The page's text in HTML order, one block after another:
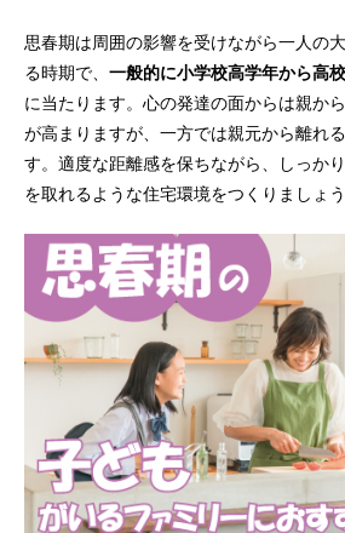
思春期は周囲の影響を受けながら一人の
る時期で、一般的に小学校高学年から高
に当たります。心の発達の面からは親か
が高まりますが、一方では親元から離れ
す。適度な距離感を保ちながら、しっか
を取れるような住宅環境をつくりましょう